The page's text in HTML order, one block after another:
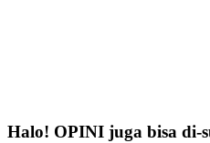
Halo! OPINI juga bisa di-